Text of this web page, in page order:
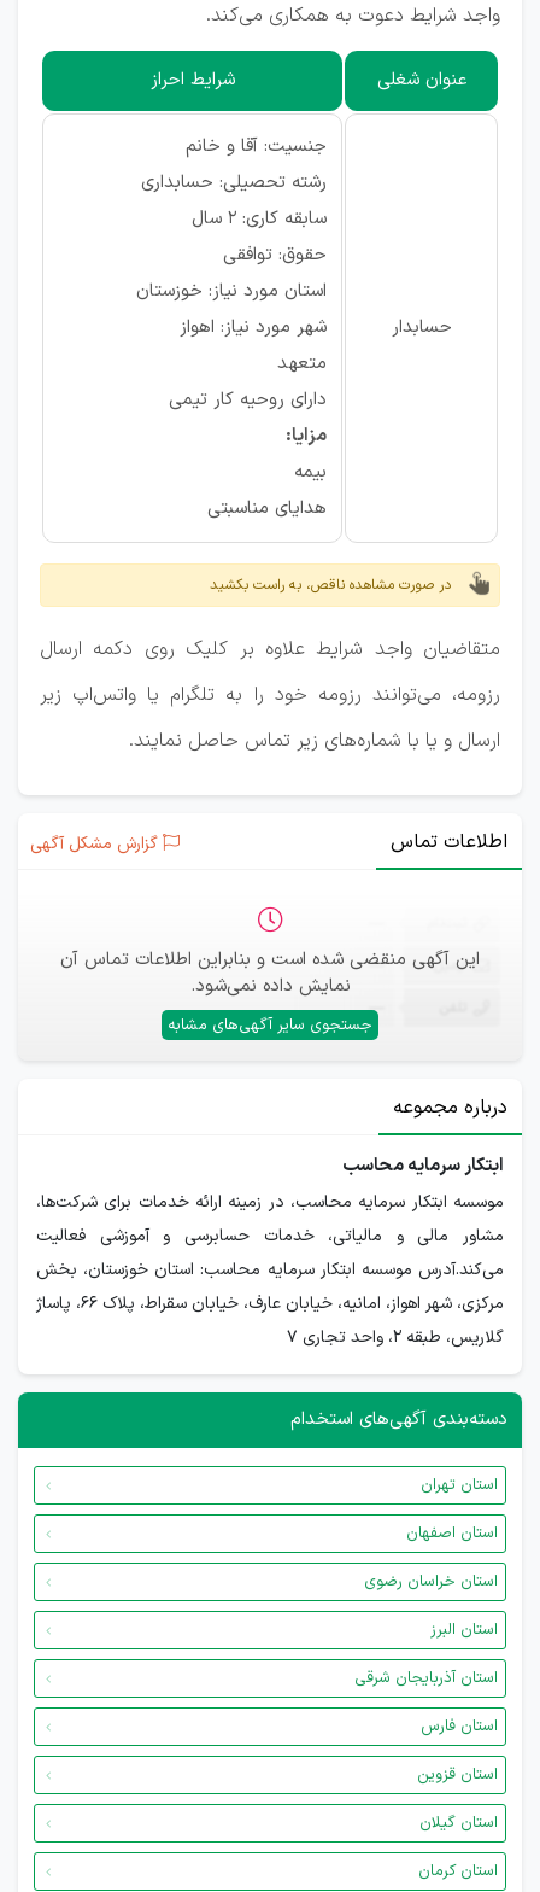
واجد شرایط دعوت به همکاری می‌کند.
عنوان شغلی شرایط احراز
حسابدار
جنسیت: آقا و خانم
رشته تحصیلی: حسابداری
سابقه کاری: ۲ سال
حقوق: توافقی
استان مورد نیاز: خوزستان
شهر مورد نیاز: اهواز
متعهد
دارای روحیه کار تیمی
مزایا:
بیمه
هدایای مناسبتی
در صورت مشاهده ناقص، به راست بکشید
متقاضیان واجد شرایط علاوه بر کلیک روی دکمه ارسال
رزومه، می‌توانند رزومه خود را به تلگرام یا واتس‌اپ زیر
ارسال و یا با شماره‌های زیر تماس حاصل نمایند.
اطلاعات تماس گزارش مشکل آگهی
این آگهی منقضی شده است و بنابراین اطلاعات تماس آن
نمایش داده نمی‌شود.
جستجوی سایر آگهی‌های مشابه
ایمیل —
—
درباره مجموعه
ابتکار سرمایه محاسب
موسسه ابتکار سرمایه محاسب، در زمینه ارائه خدمات برای شرکت‌ها،
مشاور مالی و مالیاتی، خدمات حسابرسی و آموزشی فعالیت
می‌کند.آدرس موسسه ابتکار سرمایه محاسب: استان خوزستان، بخش
مرکزی، شهر اهواز، امانیه، خیابان عارف، خیابان سقراط، پلاک 66، پاساژ
گلاریس، طبقه 2، واحد تجاری 7
دسته‌بندی آگهی‌های استخدام
استان تهران
استان اصفهان
استان خراسان رضوی
استان البرز
استان آذربایجان شرقی
استان فارس
استان قزوین
استان گیلان
استان کرمان